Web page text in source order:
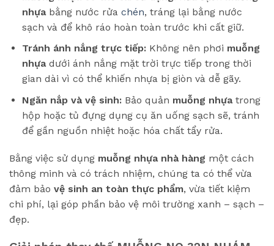
nhựabằng nước rửa chén, tráng lại bằng nước
sạch và để khô ráo hoàn toàn trước khi cất giữ.
Tránh ánh nắng trực tiếp:Không nên phơi muỗng
nhựadưới ánh nắng mặt trời trực tiếp trong thời
gian dài vì có thể khiến nhựa bị giòn và dễ gãy.
Ngăn nắp và vệ sinh:Bảo quản muỗng nhựatrong
hộp hoặc tủ đựng dụng cụ ăn uống sạch sẽ, tránh
để gần nguồn nhiệt hoặc hóa chất tẩy rửa.
Bằng việc sử dụng muỗng nhựa nhà hàng một cách
thông minh và có trách nhiệm, chúng ta có thể vừa
đảm bảo vệ sinh an toàn thực phẩm, vừa tiết kiệm
chi phí, lại góp phần bảo vệ môi trường xanh – sạch –
đẹp.